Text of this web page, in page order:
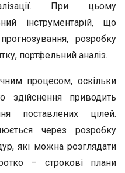
При цьому
інструментарій, що
розробку
портфельний аналіз.
процесом, оскільки
здійснення приводить
поставлених цілей.
через розробку
які можна розглядати
– строкові плани